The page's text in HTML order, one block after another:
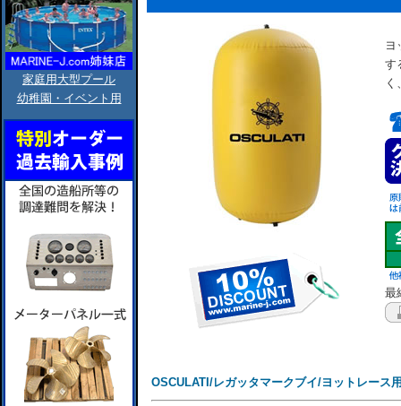
家庭用大型プール
幼稚園・イベント用
ヨ
す
最
OSCULATI/レガッタマークブイ/ヨットレース